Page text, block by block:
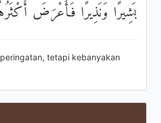
بَشِيرًا وَنَذِيرًا فَأَعْرَضَ
tetapi kebanyakan